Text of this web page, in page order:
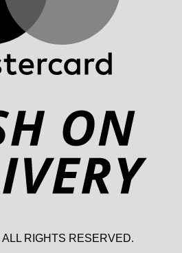
ALL RIGHTS RESERVED.